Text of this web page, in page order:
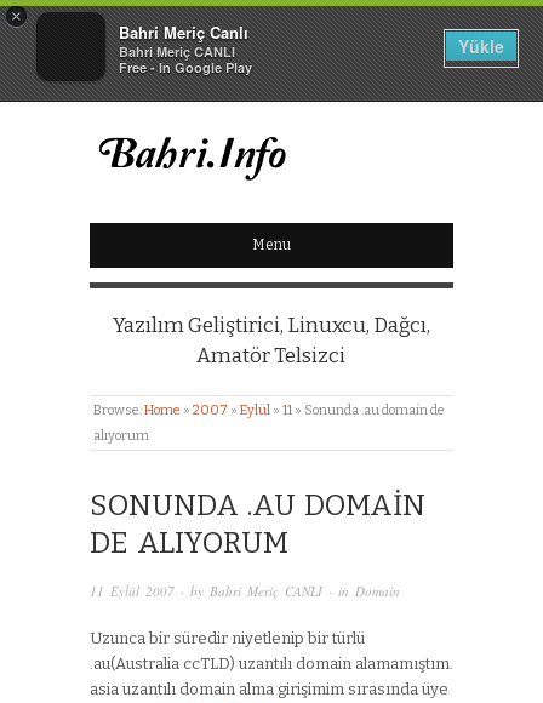
×
Bahri Meriç Canlı
Bahri Meriç CANLI
Free - In Google Play
Yükle
BAHRI MERIÇ CANLI
KIŞISEL WEB SITESI
Menu
Yazılım Geliştirici, Linuxcu, Dağcı,
Amatör Telsizci
Browse:Home » 2007 » Eylül » 11 » Sonunda .au domain de
alıyorum
SONUNDA .AU DOMAIN
DE ALIYORUM
11 Eylül 2007 · by Bahri Meriç CANLI · in Domain
Uzunca bir süredir niyetlenip bir türlü
.au(Australia ccTLD) uzantılı domain alamamıştım.
asia uzantılı domain alma girişimim sırasında üye